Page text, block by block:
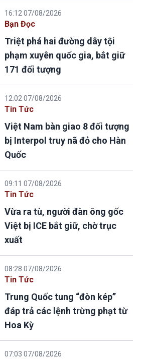
16:12 07/08/2026
Bạn Đọc
Triệt phá hai đường dây tội
phạm xuyên quốc gia, bắt giữ
171 đối tượng
12:02 07/08/2026
Tin Tức
Việt Nam bàn giao 8 đối tượng
bị Interpol truy nã đỏ cho Hàn
Quốc
09:11 07/08/2026
Tin Tức
Vừa ra tù, người đàn ông gốc
Việt bị ICE bắt giữ, chờ trục
xuất
08:28 07/08/2026
Tin Tức
Trung Quốc tung “đòn kép”
đáp trả các lệnh trừng phạt từ
Hoa Kỳ
07:03 07/08/2026